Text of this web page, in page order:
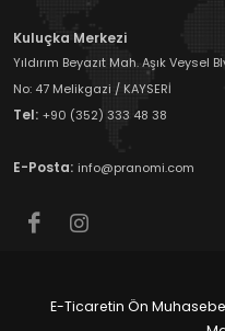
Kuluçka Merkezi
Yıldırım Beyazıt Mah. Aşık Veysel
No: 47 Melikgazi / KAYSERİ
Tel: +90 (352) 333 48 38
E-Posta: info@pranomi.com
E-Ticaretin Ön